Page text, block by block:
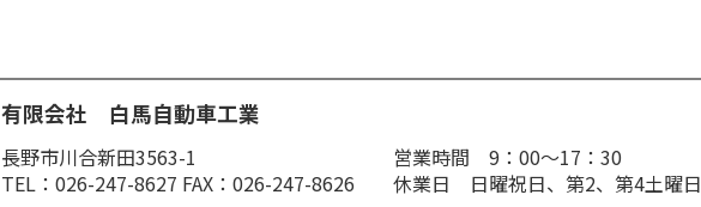
有限会社 白馬自動車工業
長野市川合新田3563-1
TEL：026-247-8627 FAX：026-247-8626
営業時間 9：00～17：30
休業日 日曜祝日、第2、第4土曜日